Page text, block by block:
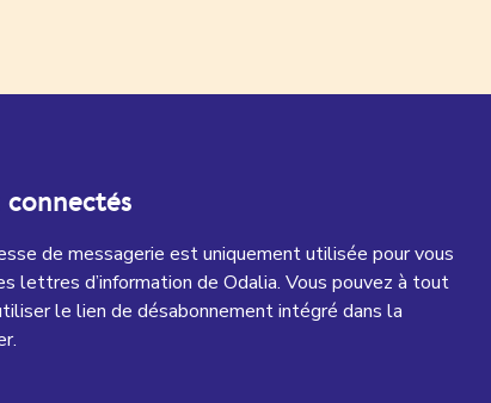
connectés
de messagerie est uniquement utilisée pour vous
lettres d’information de Odalia. Vous pouvez à tout
le lien de désabonnement intégré dans la